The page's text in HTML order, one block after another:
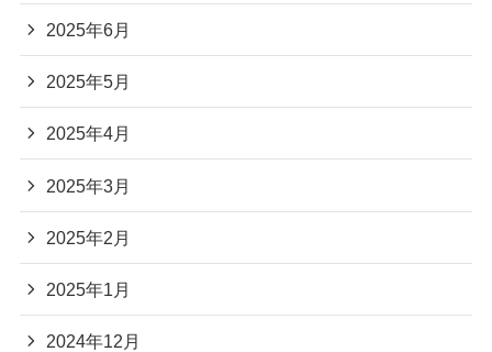
2025年6月
2025年5月
2025年4月
2025年3月
2025年2月
2025年1月
2024年12月